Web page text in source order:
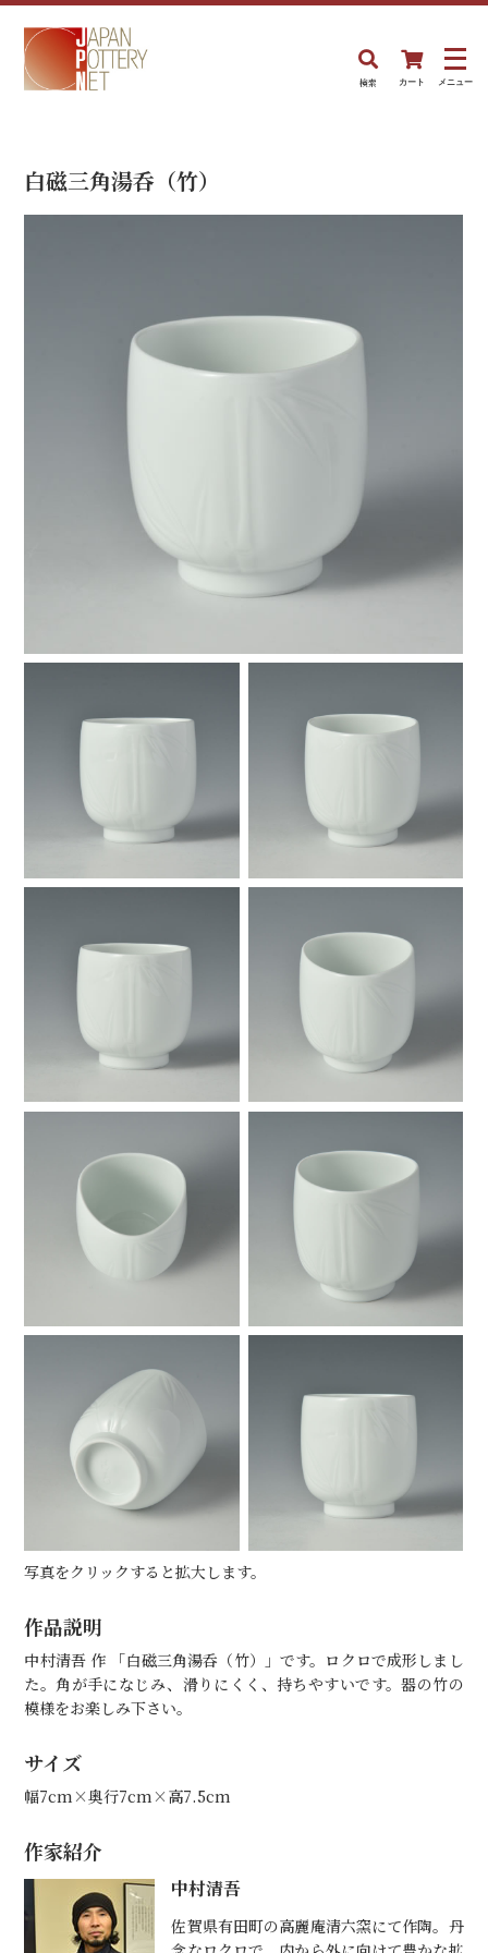
検索 カート メニュー
白磁三角湯呑（竹）
写真をクリックすると拡大します。
作品説明
中村清吾 作 「白磁三角湯呑（竹）」です。ロクロで成形しまし
た。角が手になじみ、滑りにくく、持ちやすいです。器の竹の
模様をお楽しみ下さい。
サイズ
幅7cm×奥行7cm×高7.5cm
作家紹介
中村清吾
佐賀県有田町の高麗庵清六窯にて作陶。丹